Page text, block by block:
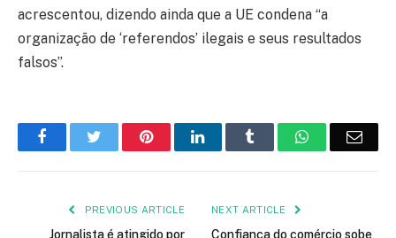
acrescentou, dizendo ainda que a UE condena “a
organização de ‘referendos’ ilegais e seus resultados
falsos”.
FacebookTwitter PinterestLinkedIn Tumblr WhatsApp
PREVIOUS ARTICLE
Jornalista é atingido por
NEXT ARTICLE
Confiança do comércio sobe